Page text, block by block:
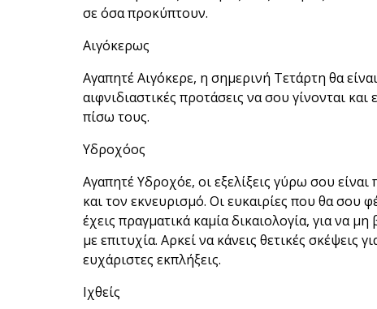
σε όσα προκύπτουν.
Αιγόκερως
Αγαπητέ Αιγόκερε, η σημερινή Τετάρτη θα
αιφνιδιαστικές προτάσεις να σου γίνονται
πίσω τους.
Υδροχόος
Αγαπητέ Υδροχόε, οι εξελίξεις γύρω σου
και τον εκνευρισμό. Οι ευκαιρίες που θα σου
έχεις πραγματικά καμία δικαιολογία, για να
με επιτυχία. Αρκεί να κάνεις θετικές σκέψεις
ευχάριστες εκπλήξεις.
Ιχθείς